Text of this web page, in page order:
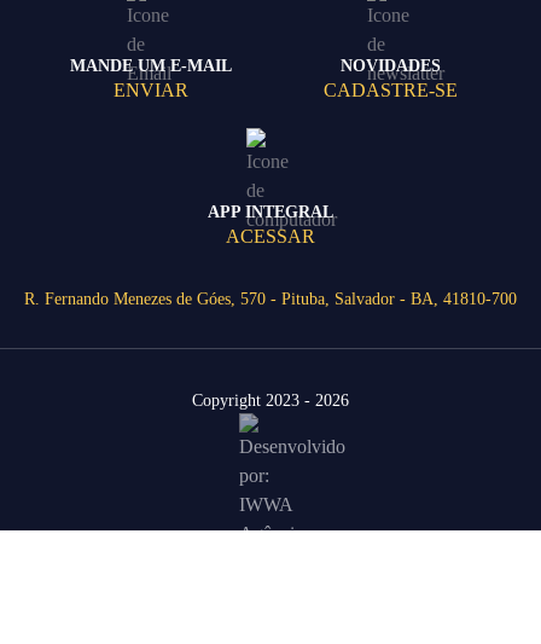
MANDE UM E-MAIL
ENVIAR
NOVIDADES
CADASTRE-SE
APP INTEGRAL
ACESSAR
R. Fernando Menezes de Góes, 570 - Pituba, Salvador - BA, 41810-700
Copyright 2023 - 2026